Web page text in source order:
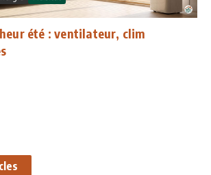
été : ventilateur, clim